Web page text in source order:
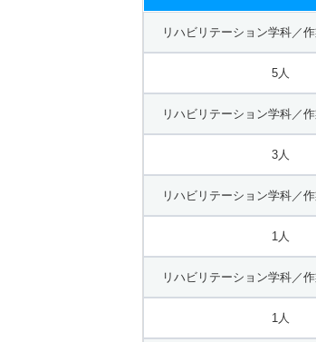
リハビリテーション学科
5人
リハビリテーション学科
3人
リハビリテーション学科
1人
リハビリテーション学科
1人